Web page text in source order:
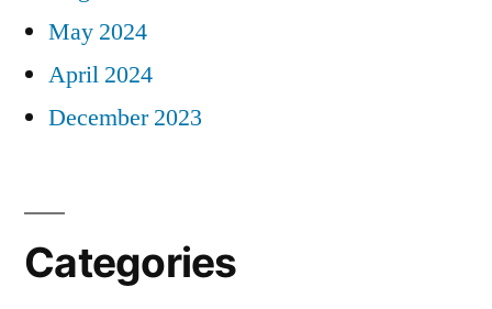
May 2024
April 2024
December 2023
Categories